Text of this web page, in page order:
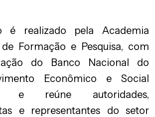
é realizado pela Academia
Formação e Pesquisa, com
do Banco Nacional do
Econômico e Social
e reúne autoridades,
e representantes do setor